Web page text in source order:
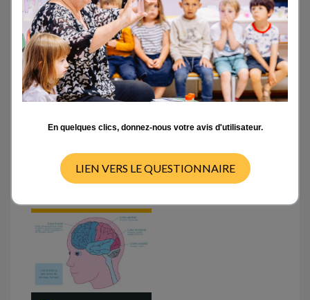
Outils d’auto-formation
Tutoriels sur la plateforme L@map
Documents scientifiques
En quelques clics, donnez-nous votre avis d'utilisateur.
LIEN VERS LE QUESTIONNAIRE